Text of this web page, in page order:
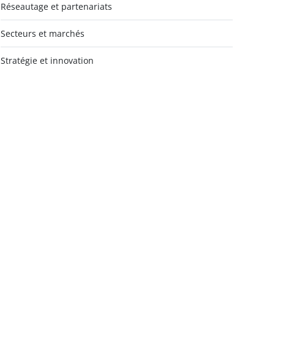
Réseautage et partenariats
Secteurs et marchés
Stratégie et innovation